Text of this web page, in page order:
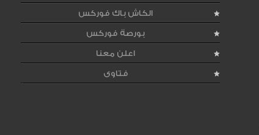
الكاش باك فوركس
بورصة فوركس
اعلن معنا
فتاوى